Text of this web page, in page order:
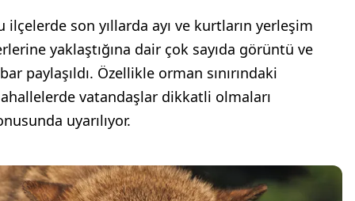
ilçelerde son yıllarda ayı ve kurtların yerleşim
yaklaştığına dair çok sayıda görüntü ve
paylaşıldı. Özellikle orman sınırındaki
vatandaşlar dikkatli olmaları
uyarılıyor.